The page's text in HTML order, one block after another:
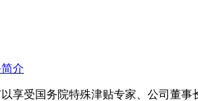
介
享受国务院特殊津贴专家、公司董事